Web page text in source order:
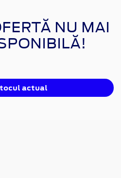
NU MAI
actual